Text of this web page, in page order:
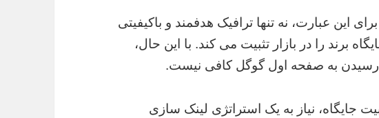
این عبارت، نه تنها ترافیک هدفمند و باکیفیتی
برند را در بازار تثبیت می کند. با این حال،
به صفحه اول گوگل کافی نیست.
جایگاه، نیاز به یک استراتژی لینک سازی